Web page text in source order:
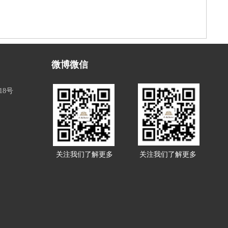
号
微博微信
关注我们了解更多 关注我们了解更多